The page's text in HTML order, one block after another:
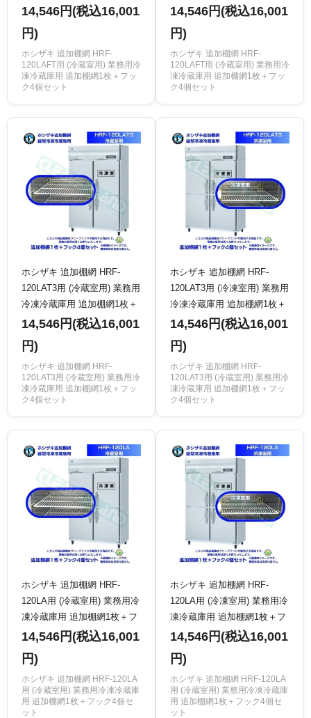
＋フック4個セット
14,546円(税込16,001
円)
ホシザキ 追加棚網 HRF-
120LAFT用 (冷蔵室用) 業務用冷
凍冷蔵庫用 追加棚網1枚＋フッ
ク4個セット
＋フック4個セット
14,546円(税込16,001
円)
ホシザキ 追加棚網 HRF-
120LAFT用 (冷蔵室用) 業務用冷
凍冷蔵庫用 追加棚網1枚＋フッ
ク4個セット
ホシザキ 追加棚網 HRF-
120LAT3用 (冷蔵室用) 業務用
冷凍冷蔵庫用 追加棚網1枚＋
フック4個セット
14,546円(税込16,001
円)
ホシザキ 追加棚網 HRF-
120LAT3用 (冷蔵室用) 業務用冷
凍冷蔵庫用 追加棚網1枚＋フッ
ク4個セット
ホシザキ 追加棚網 HRF-
120LAT3用 (冷凍室用) 業務用
冷凍冷蔵庫用 追加棚網1枚＋
フック4個セット
14,546円(税込16,001
円)
ホシザキ 追加棚網 HRF-
120LAT3用 (冷蔵室用) 業務用冷
凍冷蔵庫用 追加棚網1枚＋フッ
ク4個セット
ホシザキ 追加棚網 HRF-
120LA用 (冷蔵室用) 業務用冷
凍冷蔵庫用 追加棚網1枚＋フ
ック4個セット
14,546円(税込16,001
円)
ホシザキ 追加棚網 HRF-120LA
用 (冷蔵室用) 業務用冷凍冷蔵庫
用 追加棚網1枚＋フック4個セ
ット
ホシザキ 追加棚網 HRF-
120LA用 (冷凍室用) 業務用冷
凍冷蔵庫用 追加棚網1枚＋フ
ック4個セット
14,546円(税込16,001
円)
ホシザキ 追加棚網 HRF-120LA
用 (冷蔵室用) 業務用冷凍冷蔵庫
用 追加棚網1枚＋フック4個セ
ット